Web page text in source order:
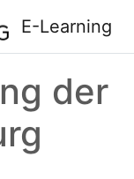
E-Learning
der